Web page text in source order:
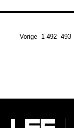
Vorige 1 492 493